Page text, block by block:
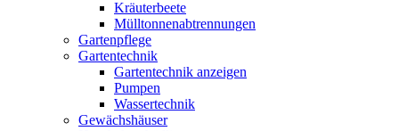
Kräuterbeete
Mülltonnenabtrennungen
Gartenpflege
Gartentechnik
Gartentechnik anzeigen
Pumpen
Wassertechnik
Gewächshäuser